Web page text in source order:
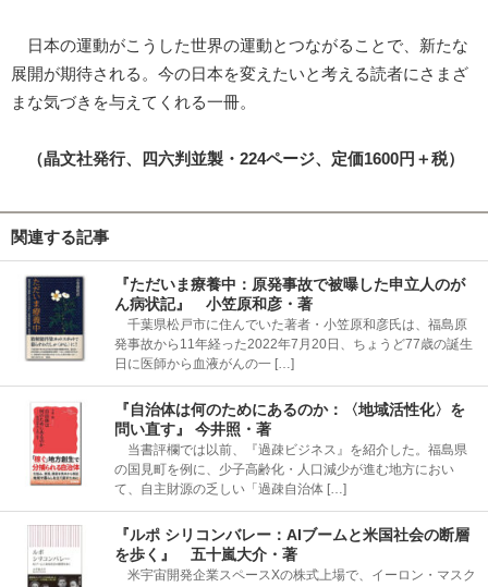
日本の運動がこうした世界の運動とつながることで、新たな
展開が期待される。今の日本を変えたいと考える読者にさまざ
まな気づきを与えてくれる一冊。
（晶文社発行、四六判並製・224ページ、定価1600円＋税）
関連する記事
『ただいま療養中：原発事故で被曝した申立人のが
ん病状記』 小笠原和彦・著
千葉県松戸市に住んでいた著者・小笠原和彦氏は、福島原
発事故から11年経った2022年7月20日、ちょうど77歳の誕生
日に医師から血液がんの一 […]
『自治体は何のためにあるのか：〈地域活性化〉を
問い直す』 今井照・著
当書評欄では以前、『過疎ビジネス』を紹介した。福島県
の国見町を例に、少子高齢化・人口減少が進む地方におい
て、自主財源の乏しい「過疎自治体 […]
『ルポ シリコンバレー：AIブームと米国社会の断層
を歩く』 五十嵐大介・著
米宇宙開発企業スペースXの株式上場で、イーロン・マスク